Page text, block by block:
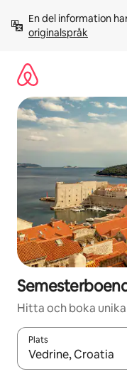
innehåll
En del information
originalspråk
Hitta och boka
Plats
När resultaten är